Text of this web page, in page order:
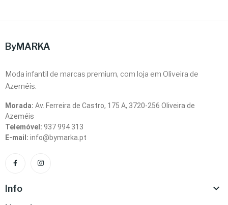
ByMARKA
Moda infantil de marcas premium, com loja em Oliveira de
Azeméis.
Morada: Av. Ferreira de Castro, 175 A, 3720-256 Oliveira de
Azeméis
Telemóvel: 937 994 313
E-mail: info@bymarka.pt
Info 